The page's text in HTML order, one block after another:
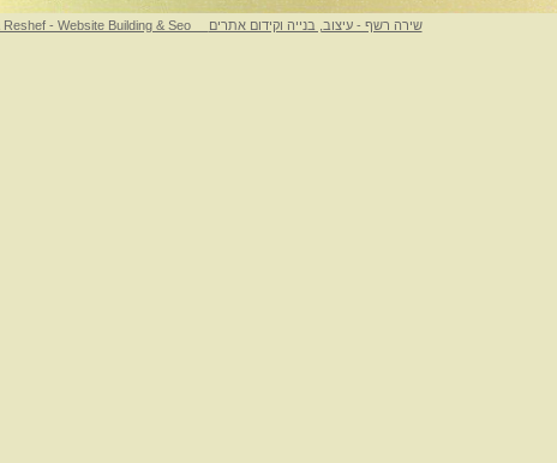
Shira Reshef - Website Building & Seo שירה רשף - עיצוב, בנייה וקידום אתרים